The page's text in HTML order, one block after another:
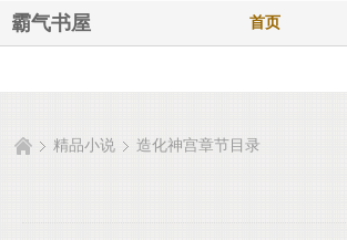
霸气书屋 首页
精品小说 造化神宫章节目录